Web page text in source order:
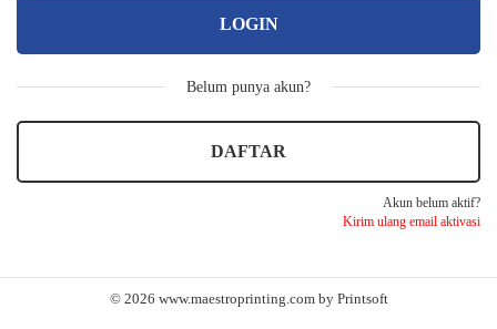
LOGIN
Belum punya akun?
DAFTAR
Akun belum aktif?
Kirim ulang email aktivasi
© 2026 www.maestroprinting.com by Printsoft